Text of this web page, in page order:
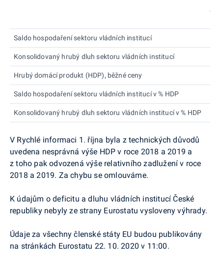
Saldo hospodaření sektoru vládních institucí
Konsolidovaný hrubý dluh sektoru vládních institucí
Hrubý domácí produkt (HDP), běžné ceny
Saldo hospodaření sektoru vládních institucí v % HDP
Konsolidovaný hrubý dluh sektoru vládních institucí v % HDP
V Rychlé informaci 1. října byla z technických důvodů
uvedena nesprávná výše HDP v roce 2018 a 2019 a
z toho pak odvozená výše relativního zadlužení v roce
2018 a 2019. Za chybu se omlouváme.
K údajům o deficitu a dluhu vládních institucí České
republiky nebyly ze strany Eurostatu vysloveny výhrady.
Údaje za všechny členské státy EU budou publikovány
na stránkách Eurostatu 22. 10. 2020 v 11:00.